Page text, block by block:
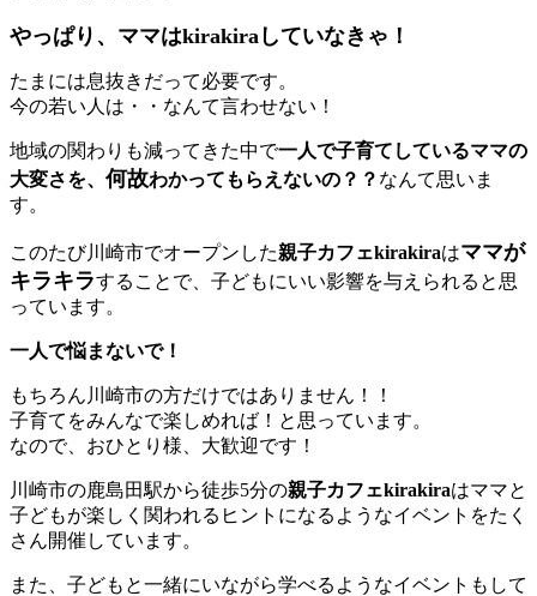
やっぱり、ママはkirakiraしていなきゃ！
たまには息抜きだって必要です。
今の若い人は・・なんて言わせない！
地域の関わりも減ってきた中で一人で子育てしているママの
大変さを、 何故わかってもらえないの？？ なんて思いま
す。
このたび川崎市でオープンした親子カフェkirakiraはママが
キラキラすることで、子どもにいい影響を与えられると思
っています。
一人で悩まないで！
もちろん川崎市の方だけではありません！！
子育てをみんなで楽しめれば！と思っています。
なので、おひとり様、大歓迎です！
川崎市の鹿島田駅から徒歩5分の親子カフェkirakiraはママと
子どもが楽しく関われるヒントになるようなイベントをたく
さん開催しています。
また、子どもと一緒にいながら学べるようなイベントもして